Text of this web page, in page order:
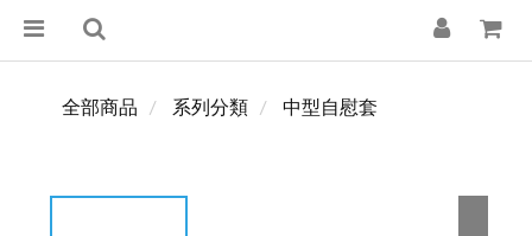
全部商品 系列分類 中型自慰套